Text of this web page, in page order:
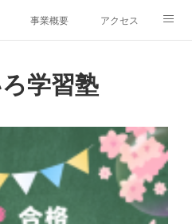
事業概要 アクセス
2026-2031）
学習塾